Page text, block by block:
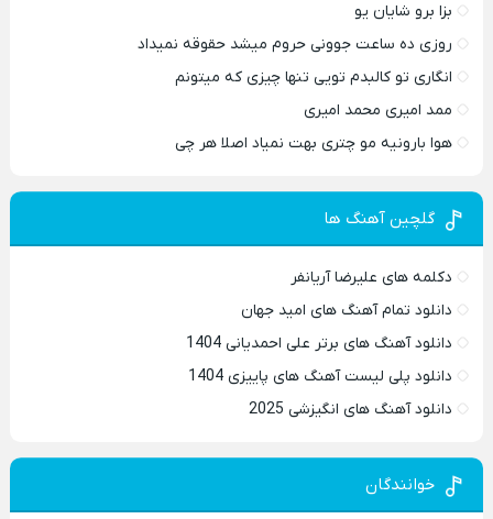
بزا برو شایان یو
روزی ده ساعت جوونی حروم میشد حقوقه نمیداد
انگاری تو کالبدم تویی تنها چیزی که میتونم
ممد امیری محمد امیری
هوا بارونیه مو چتری بهت نمیاد اصلا هر چی
گلچین آهنگ ها
دکلمه های علیرضا آریانفر
دانلود تمام آهنگ های امید جهان
دانلود آهنگ های برتر علی احمدیانی 1404
دانلود پلی لیست آهنگ های پاییزی 1404
دانلود آهنگ های انگیزشی 2025
خوانندگان